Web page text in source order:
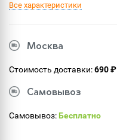
Все характеристики
Москва
Стоимость доставки:690 ₽
Самовывоз
Самовывоз:Бесплатно